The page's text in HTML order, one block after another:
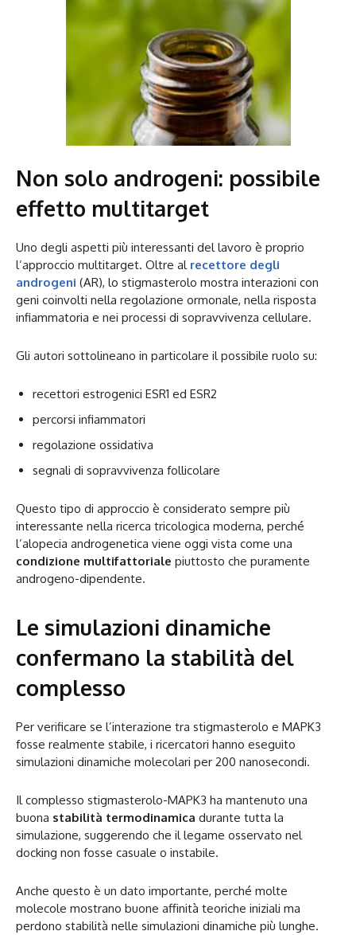
Non solo androgeni: possibile
effetto multitarget
Uno degli aspetti più interessanti del lavoro è proprio
l’approccio multitarget. Oltre al recettore degli
androgeni (AR), lo stigmasterolo mostra interazioni con
geni coinvolti nella regolazione ormonale, nella risposta
infiammatoria e nei processi di sopravvivenza cellulare.
Gli autori sottolineano in particolare il possibile ruolo su:
recettori estrogenici ESR1 ed ESR2
percorsi infiammatori
regolazione ossidativa
segnali di sopravvivenza follicolare
Questo tipo di approccio è considerato sempre più
interessante nella ricerca tricologica moderna, perché
l’alopecia androgenetica viene oggi vista come una
condizione multifattoriale piuttosto che puramente
androgeno-dipendente.
Le simulazioni dinamiche
confermano la stabilità del
complesso
Per verificare se l’interazione tra stigmasterolo e MAPK3
fosse realmente stabile, i ricercatori hanno eseguito
simulazioni dinamiche molecolari per 200 nanosecondi.
Il complesso stigmasterolo-MAPK3 ha mantenuto una
buona stabilità termodinamica durante tutta la
simulazione, suggerendo che il legame osservato nel
docking non fosse casuale o instabile.
Anche questo è un dato importante, perché molte
molecole mostrano buone affinità teoriche iniziali ma
perdono stabilità nelle simulazioni dinamiche più lunghe.